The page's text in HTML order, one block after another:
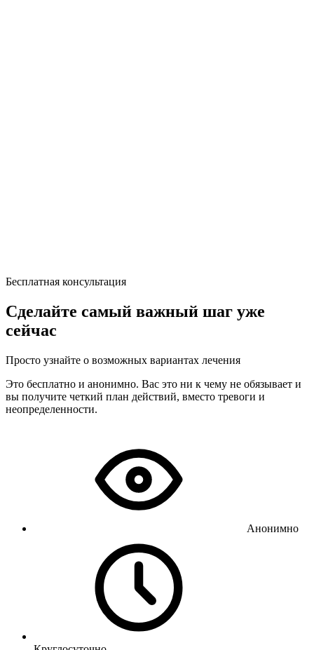
Бесплатная консультация
Сделайте самый важный шаг уже
сейчас
Просто узнайте о возможных вариантах лечения
Это бесплатно и анонимно. Вас это ни к чему не обязывает и
вы получите четкий план действий, вместо тревоги и
неопределенности.
Анонимно